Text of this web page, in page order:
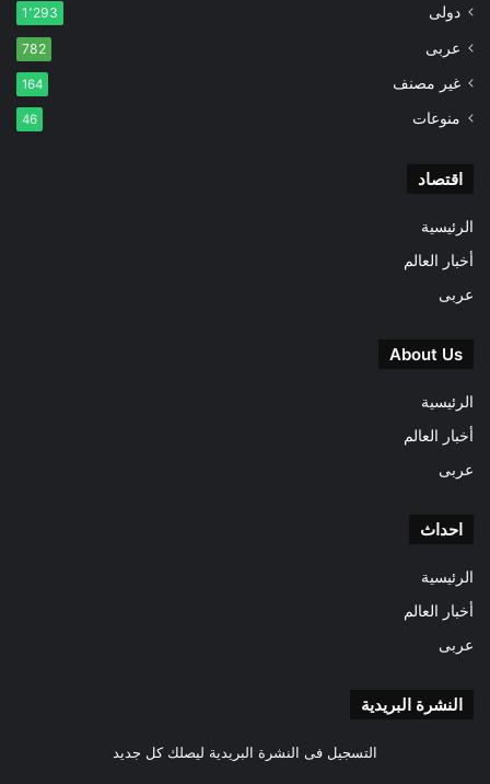
دولى 1٬293
عربى 782
غير مصنف 164
منوعات 46
اقتصاد
الرئيسية
أخبار العالم
عربى
About Us
الرئيسية
أخبار العالم
عربى
احداث
الرئيسية
أخبار العالم
عربى
النشرة البريدية
التسجيل فى النشرة البريدية ليصلك كل جديد